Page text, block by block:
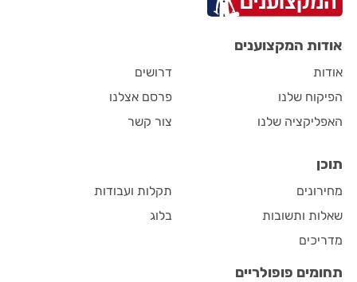
אודות המקצוענים
אודות
הפיקוח שלנו
האפליקציה שלנו
דרושים
פרסם אצלנו
צור קשר
תוכן
מחירונים
שאלות ותשובות
מדריכים
תקלות ועבודות
בלוג
תחומים פופולריים